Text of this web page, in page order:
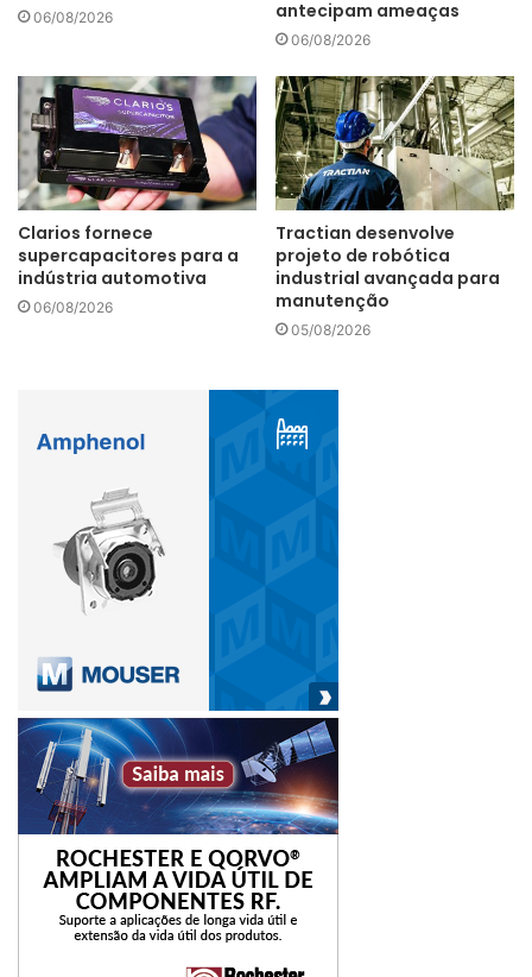
(40%), neutros (0%), não muito confiantes (47%) e nada
confiantes e 49% estão confiantes.
Confiança Covid-19 KPMG
06/08/2026 antecipam ameaças
06/08/2026
Clarios fornece
supercapacitores para a
indústria automotiva
06/08/2026
Tractian desenvolve
projeto de robótica
industrial avançada para
manutenção
05/08/2026